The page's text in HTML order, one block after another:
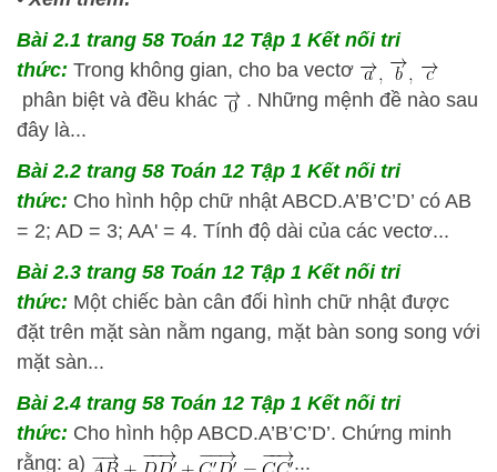
Bài 2.1 trang 58 Toán 12 Tập 1 Kết nối tri
thức: Trong không gian, cho ba vectơ
phân biệt và đều khác
. Những mệnh đề nào sau
đây là...
Bài 2.2 trang 58 Toán 12 Tập 1 Kết nối tri
thức: Cho hình hộp chữ nhật ABCD.A’B’C’D’ có AB
= 2; AD = 3; AA' = 4. Tính độ dài của các vectơ...
Bài 2.3 trang 58 Toán 12 Tập 1 Kết nối tri
thức: Một chiếc bàn cân đối hình chữ nhật được
đặt trên mặt sàn nằm ngang, mặt bàn song song với
mặt sàn...
Bài 2.4 trang 58 Toán 12 Tập 1 Kết nối tri
thức: Cho hình hộp ABCD.A’B’C’D’. Chứng minh
rằng: a)
...